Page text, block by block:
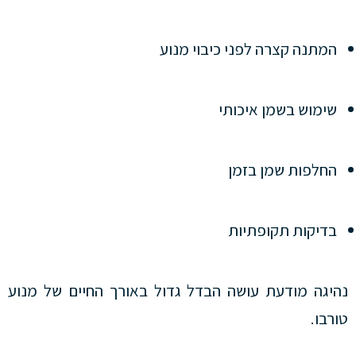
המתנה קצרה לפני כיבוי מנוע
שימוש בשמן איכותי
החלפות שמן בזמן
בדיקות תקופתיות
נהיגה מודעת עושה הבדל גדול באורך החיים של מנוע
טורבו.